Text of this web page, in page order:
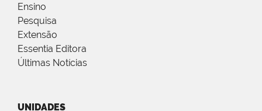
Ensino
Pesquisa
Extensão
Essentia Editora
Últimas Notícias
UNIDADES